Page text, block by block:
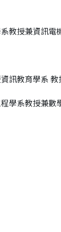
教授兼資訊電
訊教育學系 教
學系教授兼數